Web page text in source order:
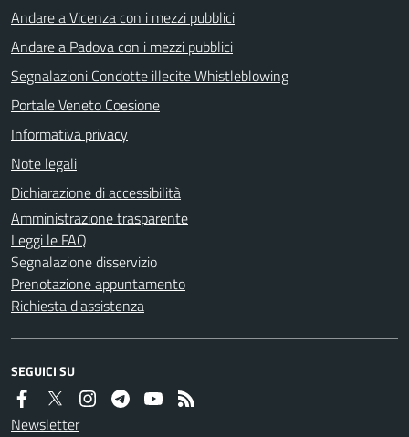
Andare a Vicenza con i mezzi pubblici
Andare a Padova con i mezzi pubblici
Segnalazioni Condotte illecite Whistleblowing
Portale Veneto Coesione
Informativa privacy
Note legali
Dichiarazione di accessibilità
Amministrazione trasparente
Leggi le FAQ
Segnalazione disservizio
Prenotazione appuntamento
Richiesta d'assistenza
SEGUICI SU
Newsletter